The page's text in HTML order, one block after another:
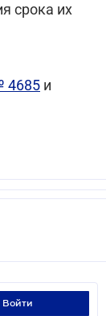
срока их
4685 и
войти